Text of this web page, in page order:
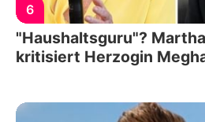
6
"Haushaltsguru"?
kritisiert Herzogin